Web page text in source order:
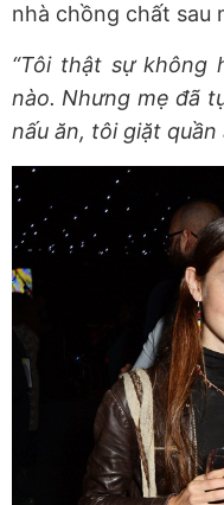
nhà chồng chất sau
“Tôi thật sự không
nào. Nhưng mẹ đã
nấu ăn, tôi giặt quần